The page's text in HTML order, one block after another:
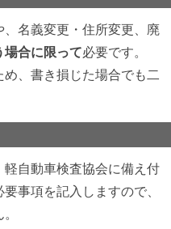
名義変更・住所変更、廃
場合に限って必要です。
め、書き損じた場合でも二
自動車検査協会に備え付
事項を記入しますので、